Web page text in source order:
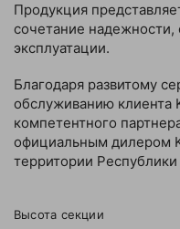
Продукция
сочетание надежности,
эксплуатации.
Благодаря развитому
обслуживанию клиента
компетентного
официальным дилером
территории Республики
Высота секции